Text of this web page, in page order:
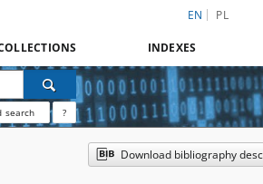
EN PL
INDEXES
search ?
Download bibliography